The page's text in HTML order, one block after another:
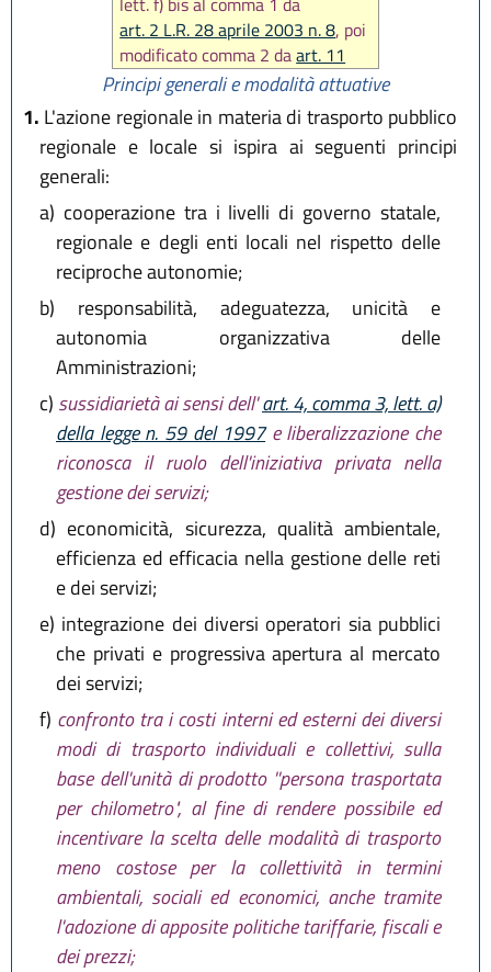
art. 2 L.R. 28 aprile 2003 n. 8, poi
modificato comma 2 daart. 11
L.R. 1 agosto 2019, n. 17)
Principi generali e modalità attuative
1. L'azione regionale in materia di trasporto pubblico
regionale e locale si ispira ai seguenti principi
generali:
a) cooperazione tra i livelli di governo statale,
regionale e degli enti locali nel rispetto delle
reciproche autonomie;
b) responsabilità, adeguatezza, unicità e
autonomia organizzativa delle
Amministrazioni;
c) sussidiarietà ai sensi dell'art. 4, comma 3, lett. a)
della legge n. 59 del 1997e liberalizzazione che
riconosca il ruolo dell'iniziativa privata nella
gestione dei servizi;
d) economicità, sicurezza, qualità ambientale,
efficienza ed efficacia nella gestione delle reti
e dei servizi;
e) integrazione dei diversi operatori sia pubblici
che privati e progressiva apertura al mercato
dei servizi;
f) confronto tra i costi interni ed esterni dei diversi
modi di trasporto individuali e collettivi, sulla
base dell'unità di prodotto ''persona trasportata
per chilometro", al fine di rendere possibile ed
incentivare la scelta delle modalità di trasporto
meno costose per la collettività in termini
ambientali, sociali ed economici, anche tramite
l'adozione di apposite politiche tariffarie, fiscali e
dei prezzi;